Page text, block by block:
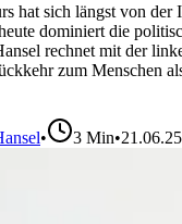
hat sich längst von der
dominiert die
rechnet mit der
zum Menschen
• 3 Min•21.06.25